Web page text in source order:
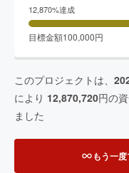
12,870%達成
目標金額100,000円
このプロジェクトは、
により 12,870,720円の
ました
もう一